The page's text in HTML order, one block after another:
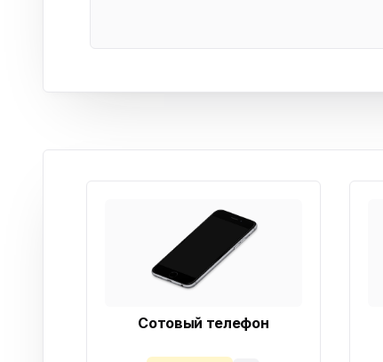
Оргтехника
Электроинструмент
Бензотехника
Сотовый телефон